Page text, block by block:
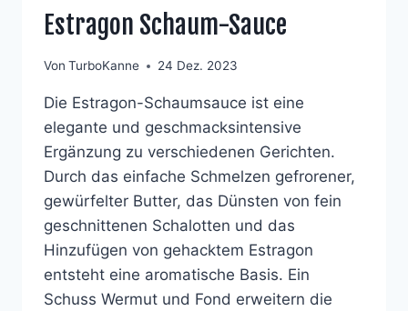
Estragon Schaum-Sauce
Von TurboKanne 24 Dez. 2023
Die Estragon-Schaumsauce ist eine
elegante und geschmacksintensive
Ergänzung zu verschiedenen Gerichten.
Durch das einfache Schmelzen gefrorener,
gewürfelter Butter, das Dünsten von fein
geschnittenen Schalotten und das
Hinzufügen von gehacktem Estragon
entsteht eine aromatische Basis. Ein
Schuss Wermut und Fond erweitern die